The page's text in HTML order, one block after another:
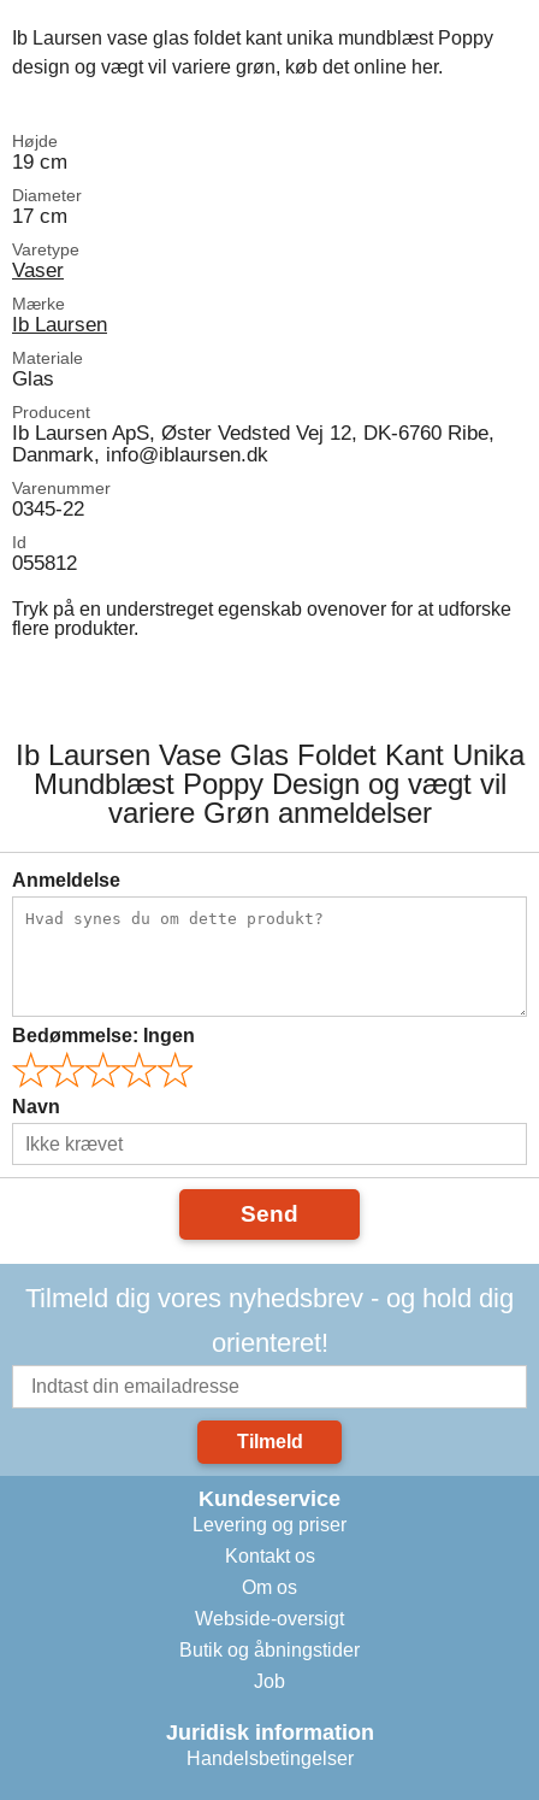
Ib Laursen vase glas foldet kant unika mundblæst Poppy
design og vægt vil variere grøn, køb det online her.
Højde
19 cm
Diameter
17 cm
Varetype
Vaser
Mærke
Ib Laursen
Materiale
Glas
Producent
Ib Laursen ApS, Øster Vedsted Vej 12, DK-6760 Ribe,
Danmark, info@iblaursen.dk
Varenummer
0345-22
Id
055812
Tryk på en understreget egenskab ovenover for at udforske
flere produkter.
Ib Laursen Vase Glas Foldet Kant Unika
Mundblæst Poppy Design og vægt vil
variere Grøn anmeldelser
Anmeldelse
Bedømmelse: Ingen
Navn
Send
Tilmeld dig vores nyhedsbrev - og hold dig
orienteret!
Tilmeld
Kundeservice
Levering og priser
Kontakt os
Om os
Webside-oversigt
Butik og åbningstider
Job
Juridisk information
Handelsbetingelser